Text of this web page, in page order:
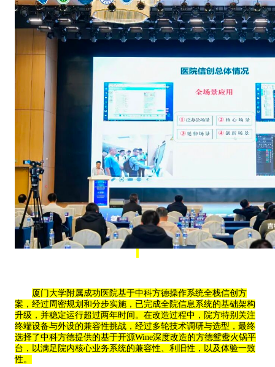
厦门大学附属成功医院基于中科方德操作系统全栈信创方
案，经过周密规划和分步实施，已完成全院信息系统的基础架构
升级，并稳定运行超过两年时间。在改造过程中， 院方特别关注
终端设备与外设的兼容性挑战， 经过多轮技术调研与选型，最终
选择了中科方德提供的基于开源Wine深度改造的方德鸳鸯火锅平
台，以满足院内核心业务系统的兼容性、利旧性，以及体验一致
性。